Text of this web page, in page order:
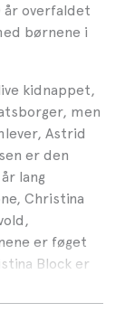
år overfaldet
børnene i
kidnappet,
men
Astrid
er den
lang
Christina
er føget
Block er